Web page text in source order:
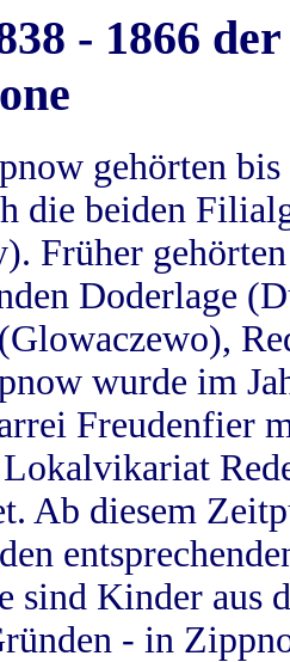
- 1866
gehörten
die beiden
Früher
Doderlage
wurde im
Freudenfier
Ab diesem
sind Kinder aus
- in